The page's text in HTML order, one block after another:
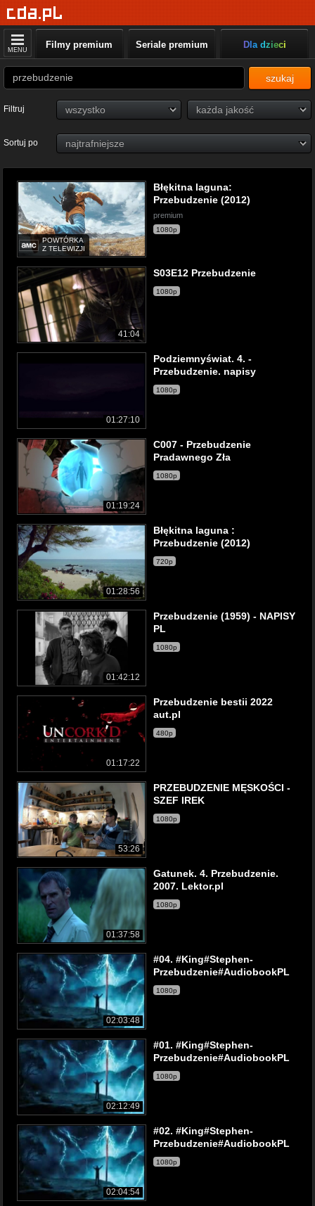
MENU Filmy premium Seriale premium Dla dzieci
szukaj
Filtruj
Sortuj po
POWTÓRKA
Z TELEWIZJI
Błękitna laguna:
Przebudzenie (2012)
premium
1080p
41:04
S03E12 Przebudzenie
1080p
01:27:10
Podziemnyświat. 4. -
Przebudzenie. napisy
1080p
01:19:24
C007 - Przebudzenie
Pradawnego Zła
1080p
01:28:56
Błękitna laguna :
Przebudzenie (2012)
720p
01:42:12
Przebudzenie (1959) - NAPISY
PL
1080p
01:17:22
Przebudzenie bestii 2022
aut.pl
480p
53:26
PRZEBUDZENIE MĘSKOŚCI -
SZEF IREK
1080p
01:37:58
Gatunek. 4. Przebudzenie.
2007. Lektor.pl
1080p
02:03:48
#04. #King#Stephen-
Przebudzenie#AudiobookPL
1080p
02:12:49
#01. #King#Stephen-
Przebudzenie#AudiobookPL
1080p
02:04:54
#02. #King#Stephen-
Przebudzenie#AudiobookPL
1080p